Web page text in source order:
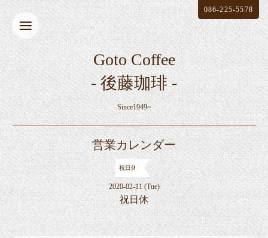
Goto Coffee
- 後藤珈琲 -
Since1949~
086-225-5578
営業カレンダー
祝日休
2020-02-11 (Tue)
祝日休